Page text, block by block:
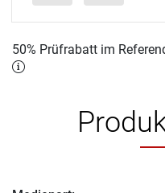
50% Prüfrabatt im